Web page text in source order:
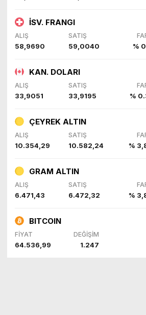
İSV. FRANGI
ALIŞ SATIŞ
58,9690 59,0040 %
KAN. DOLARI
ALIŞ SATIŞ
33,9051 33,9195 %
ÇEYREK ALTIN
ALIŞ SATIŞ
10.354,29 10.582,24 %
GRAM ALTIN
ALIŞ SATIŞ
6.471,43 6.472,32 %
BITCOIN
FİYAT DEĞİŞİM
64.536,99 1.247